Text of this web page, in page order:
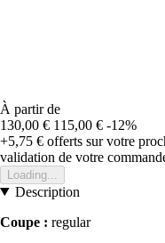
À partir de
130,00 € 115,00 € -12%
+5,75 € offerts sur votre
validation de votre
Loading...
Description
Coupe : regular